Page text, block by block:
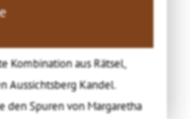
Kombination aus Rätsel,
Aussichtsberg Kandel.
den Spuren von Margaretha